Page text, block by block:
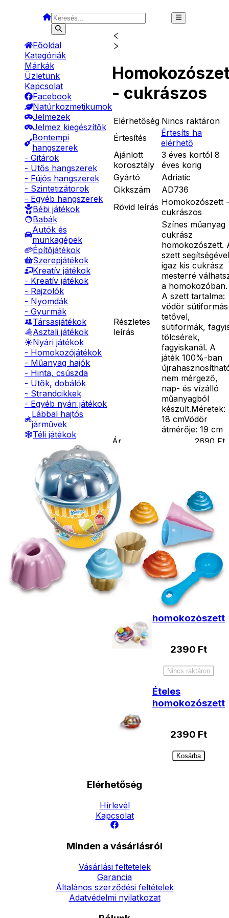
Főoldal
Kategóriák
Márkák
Üzletünk
Kapcsolat
Facebook
Natúrkozmetikumok
Jelmezek
Jelmez kiegészítők
Bontempi
hangszerek
- Gitárok
- Ütős hangszerek
- Fújós hangszerek
- Szintetizátorok
- Egyéb hangszerek
Bébi játékok
Babák
Autók és
munkagépek
Építőjátékok
Szerepjátékok
Kreatív játékok
- Kreatív játékok
- Rajzolók
- Nyomdák
- Gyurmák
Társasjátékok
Asztali játékok
Nyári játékok
- Homokozójátékok
- Műanyag hajók
- Hinta, csúszda
- Ütők, dobálók
- Strandcikkek
- Egyéb nyári játékok
Lábbal hajtós
járművek
Téli játékok
- cukrászos
Elérhetőség Nincs raktáron
Értesítés
Értesíts ha
elérhető
Ajánlott
korosztály
3 éves kortól 8
éves korig
Gyártó
Adriatic
Cikkszám
AD736
Rövid leírás Homokozószett -
cukrászos
Részletes
leírás
Színes műanyag
cukrász
homokozószett.
szett segítségével
igaz kis cukrász
mesterré
a homokozóban.
A szett tartalma:
vödör sütiformás
tetővel,
sütiformák,
tölcsérek,
fagyiskanál. A
játék 100%-ban
nem mérgező,
nap- és vízálló
műanyagból
készült.Méretek:
18 cmVödör
átmérője: 19 cm
Ár
2690 Ft
- Csomagautomata: 1190
forinttól
- Házhozszállítás: 2190
forinttól
- Személyes átvétel:
ingyenesen
Kiegészítő
termékek
Muffin
homokozószett
2390 Ft
Nincs raktáron
Ételes
homokozószett
2390 Ft
Kosárba
Elérhetőség
Hírlevél
Kapcsolat
Minden a vásárlásról
Vásárlási feltetelek
Garancia
Általános szerződési feltételek
Adatvédelmi nyilatkozat